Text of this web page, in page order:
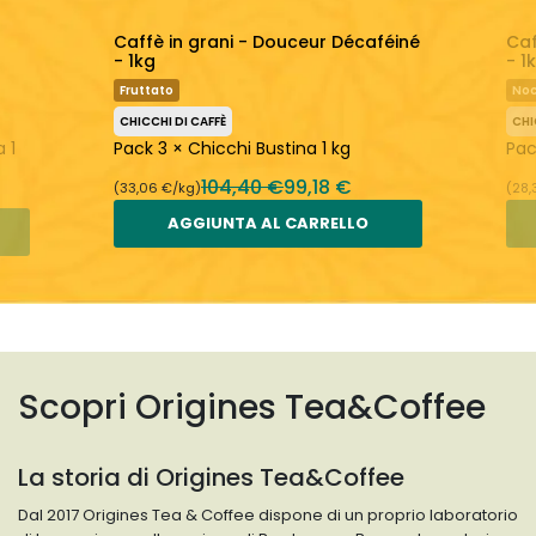
1
Caffè in grani - Douceur Décaféiné
- 1kg
Fruttato
CHICCHI DI CAFFÈ
Pack 3 × Chicchi Bustina 1 kg
(33,06 €/kg)104,40 €99,18 €
AGGIUNTA AL CARRELLO
-
Scopri Origines Tea&Coffee
La storia di Origines Tea&Coffee
Dal 2017 Origines Tea & Coffee dispone di un proprio laboratorio